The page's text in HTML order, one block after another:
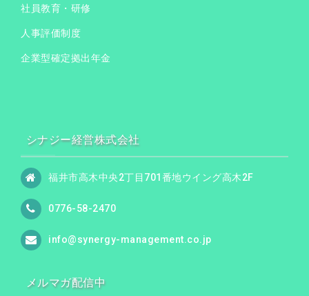
社員教育・研修
人事評価制度
企業型確定拠出年金
シナジー経営株式会社
福井市高木中央2丁目701番地ウイング高木2F
0776-58-2470
info@synergy-management.co.jp
メルマガ配信中